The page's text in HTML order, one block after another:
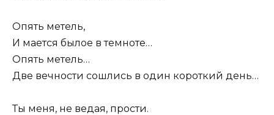
Опять метель,
И мается былое в темноте…
Опять метель…
Две вечности сошлись в один короткий день…
Ты меня, не ведая, прости.